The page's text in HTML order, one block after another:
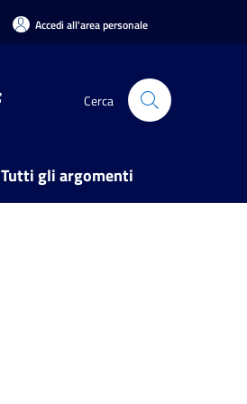
Accedi all'area personale
Cerca
Tutti gli argomenti